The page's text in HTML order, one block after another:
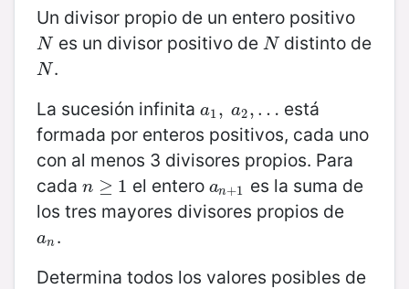
Un divisor propio de un entero positivo
N
Nes un divisor positivo de N
Ndistinto de
N
N.
La sucesión infinita a1, a2, …
a1 , a2,…
está
formada por enteros positivos, cada uno
con al menos 3 divisores propios. Para
cada n ≥ 1
n≥1 el entero an+1
an+1 es la suma de
los tres mayores divisores propios de
an
an.
Determina todos los valores posibles de